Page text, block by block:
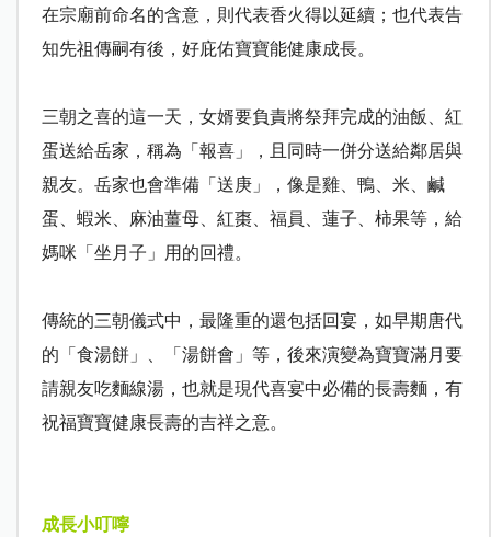
在宗廟前命名的含意，則代表香火得以延續；也代表告
知先祖傳嗣有後，好庇佑寶寶能健康成長。
三朝之喜的這一天，女婿要負責將祭拜完成的油飯、紅
蛋送給岳家，稱為「報喜」，且同時一併分送給鄰居與
親友。岳家也會準備「送庚」，像是雞、鴨、米、鹹
蛋、蝦米、麻油薑母、紅棗、福員、蓮子、柿果等，給
媽咪「坐月子」用的回禮。
傳統的三朝儀式中，最隆重的還包括回宴，如早期唐代
的「食湯餅」、「湯餅會」等，後來演變為寶寶滿月要
請親友吃麵線湯，也就是現代喜宴中必備的長壽麵，有
祝福寶寶健康長壽的吉祥之意。
成長小叮嚀